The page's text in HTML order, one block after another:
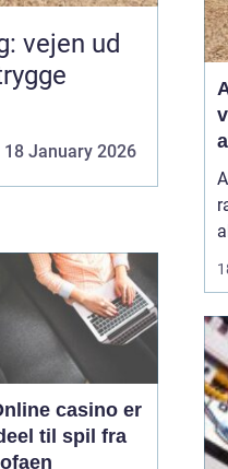
vejen ud
18 January 2026
casino er
til spil fra